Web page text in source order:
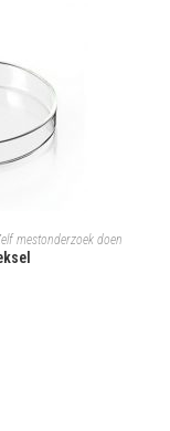
mestonderzoek doen